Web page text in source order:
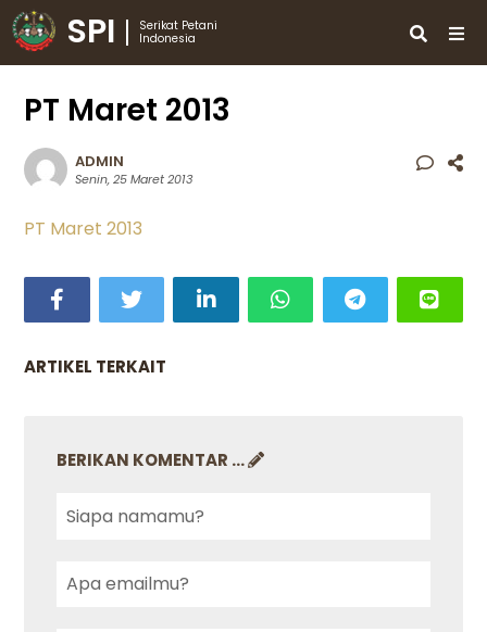
SPI
Serikat Petani
Indonesia
PT Maret 2013
ADMIN
Senin, 25 Maret 2013
PT Maret 2013
ARTIKEL TERKAIT
BERIKAN KOMENTAR ...